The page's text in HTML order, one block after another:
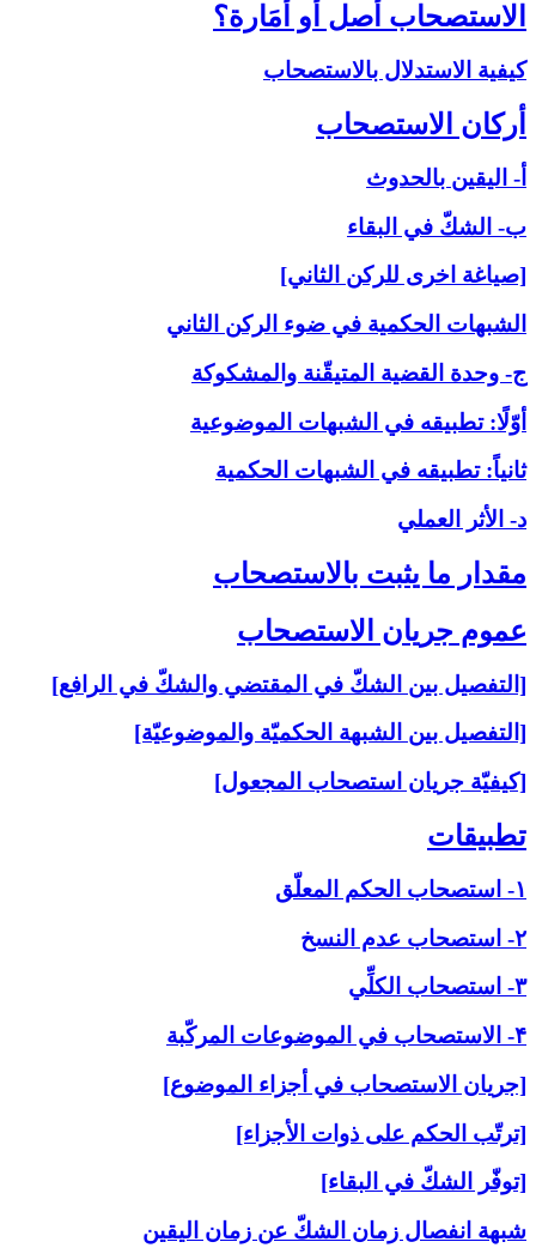
الاستصحاب أصل أو أمَارة؟
كيفية الاستدلال بالاستصحاب
أركان الاستصحاب‏
أ- اليقين بالحدوث
ب- الشكّ في البقاء
[صياغة اخرى للركن الثاني]
الشبهات الحكمية في ضوء الركن الثاني
ج- وحدة القضية المتيقّنة والمشكوكة
أوّلًا: تطبيقه في الشبهات الموضوعية
ثانياً: تطبيقه في الشبهات الحكمية
د- الأثر العملي
مقدار ما يثبت بالاستصحاب‏
عموم جريان الاستصحاب‏
[التفصيل بين الشكّ في المقتضي والشكّ في الرافع]
[التفصيل بين الشبهة الحكميّة والموضوعيّة]
[كيفيّة جريان استصحاب المجعول]
تطبيقات‏
۱- استصحاب الحكم المعلّق
۲- استصحاب عدم النسخ
۳- استصحاب الكلِّي
۴- الاستصحاب في الموضوعات المركّبة
[جريان الاستصحاب في أجزاء الموضوع]
[ترتّب الحكم على ذوات الأجزاء]
[توفّر الشكّ في البقاء]
شبهة انفصال زمان الشكّ عن زمان اليقين